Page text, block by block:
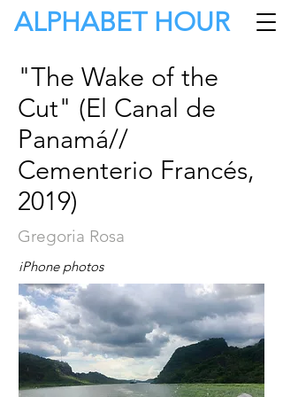
ALPHABET HOUR
"The Wake of the
Cut" (El Canal de
Panamá//
Cementerio Francés,
2019)
Gregoria Rosa
iPhone photos